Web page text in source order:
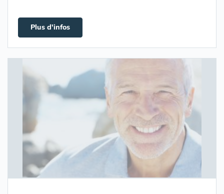
Plus d'infos